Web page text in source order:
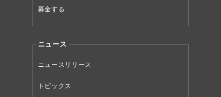
募金する
ニュース
ニュースリリース
トピックス